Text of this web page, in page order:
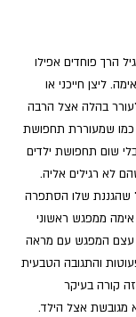
הרך פוחדים אפילו
ליצן חייכני או
בהלה אצל הרבה
כמו שמעוררת תחפושת
שום תחפושת ילדים
לא רגילים אליה.
שהגננת שלו הסתפרה
אימה ממפגש ראשוני
עצם המפגש עם מראה
והתגובה הטבעית
קורה בעיקר
מגובשת אצל הילד.